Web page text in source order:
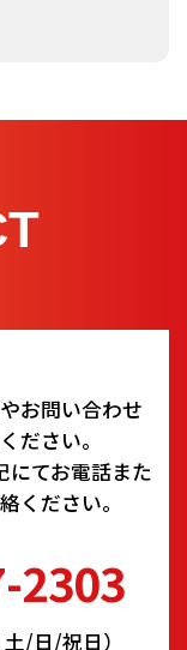
お問い合わせ
ださい。
にてお電話また
ください。
2303
/日/祝日）